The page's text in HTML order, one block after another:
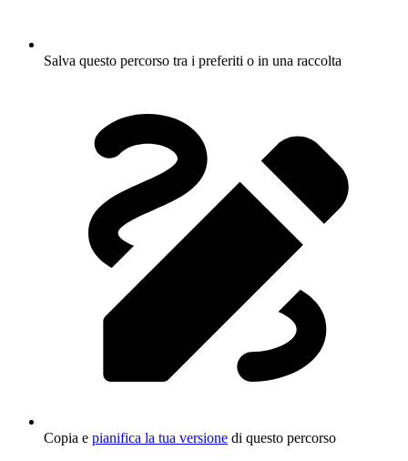
Salva questo percorso tra i preferiti o in una raccolta
Copia e pianifica la tua versione di questo percorso